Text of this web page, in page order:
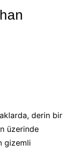
derin bir
üzerinde
gizemli